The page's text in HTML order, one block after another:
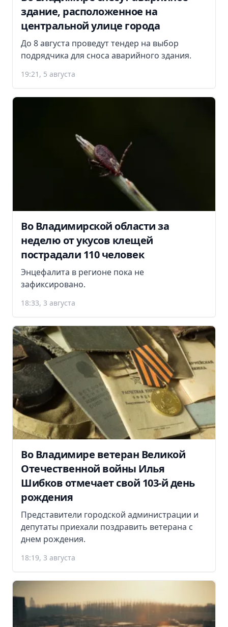
здание, расположенное на
центральной улице города
До 8 августа проведут тендер на выбор
подрядчика для сноса аварийного здания.
19:21, 5 августа
Во Владимирской области за
неделю от укусов клещей
пострадали 110 человек
Энцефалита в регионе пока не
зафиксировано.
18:33, 3 августа
Во Владимире ветеран Великой
Отечественной войны Илья
Шибков отмечает свой 103-й день
рождения
Представители городской администрации и
депутаты приехали поздравить ветерана с
днем рождения.
18:19, 3 августа